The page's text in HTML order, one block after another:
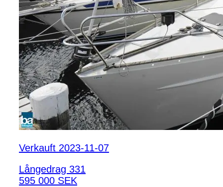
Verkauft 2023-11-07
Långedrag 331
595 000 SEK